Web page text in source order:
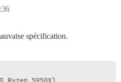
spécification.